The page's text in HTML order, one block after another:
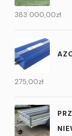
383 000,00zł
275,00zł